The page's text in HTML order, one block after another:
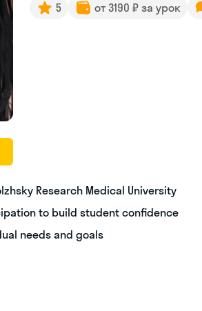
5 от 3190 ₽ за урок
Research Medical University
to build student confidence
needs and goals